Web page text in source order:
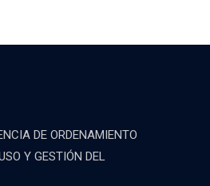
DE ORDENAMIENTO
Y GESTIÓN DEL